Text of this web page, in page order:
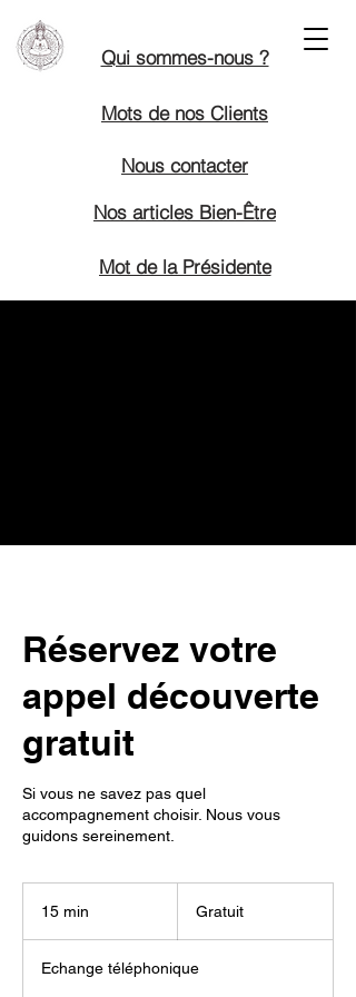
Mot de la Présidente
Qui sommes-nous ?
Nous contacter
Nos articles Bien-Être
Mots de nos Clients
Réservez votre
appel découverte
gratuit
Si vous ne savez pas quel
accompagnement choisir. Nous vous
guidons sereinement.
15 min
i
Gratuit
Echange téléphonique